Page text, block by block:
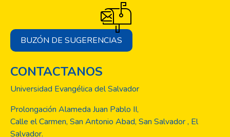
BUZÓN DE SUGERENCIAS
CONTACTANOS
Universidad Evangélica del Salvador
Prolongación Alameda Juan Pablo II,
Calle el Carmen, San Antonio Abad, San Salvador , El
Salvador.